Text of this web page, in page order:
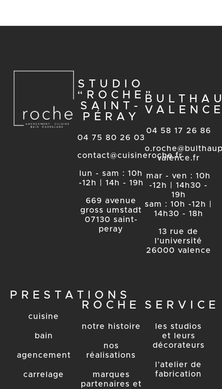
STUDIO
“ROCHE”
SAINT-
PÉRAY
04 75 80 26 03
contact@cuisineroche.fr
lun - sam : 10h
-12h | 14h - 19h
669 avenue
gross umstadt
07130 saint-
peray
04 58 17 26 86
valence.fr
mar - ven : 10h
-12h | 14h30 -
19h
sam : 10h -12h |
14h30 - 18h
13 rue de
l'université
26000 valence
PRESTATIONS
cuisine
bain
agencement
carrelage
ROCHE
notre histoire
nos
réalisations
marques
partenaires et
SERVICE
les studios
et leurs
décorateurs
l’atelier de
fabrication